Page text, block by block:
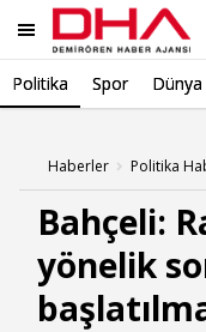
Politika Spor Dünya
Haberler
Bahçeli:
yönelik